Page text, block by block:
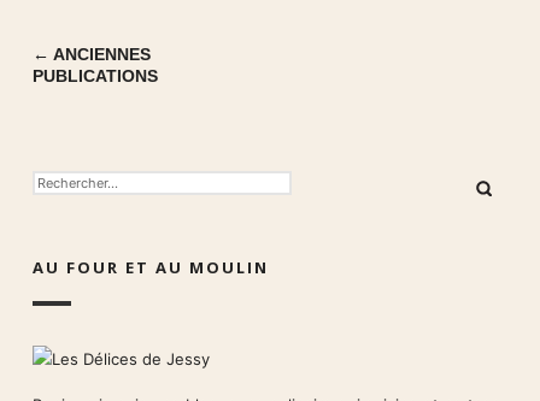
← ANCIENNES
PUBLICATIONS
RECHERCHER :
AU FOUR ET AU MOULIN